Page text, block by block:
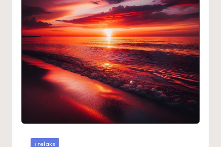
Posted
i relaks